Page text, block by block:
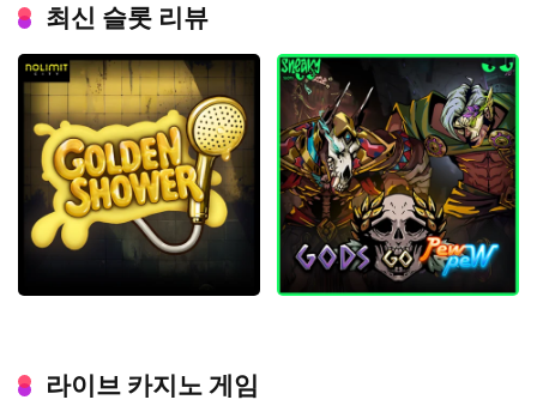
최신 슬롯 리뷰
라이브 카지노 게임